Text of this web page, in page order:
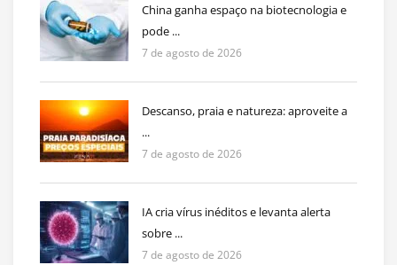
China ganha espaço na biotecnologia e
pode ...
7 de agosto de 2026
Descanso, praia e natureza: aproveite a
...
7 de agosto de 2026
IA cria vírus inéditos e levanta alerta
sobre ...
7 de agosto de 2026